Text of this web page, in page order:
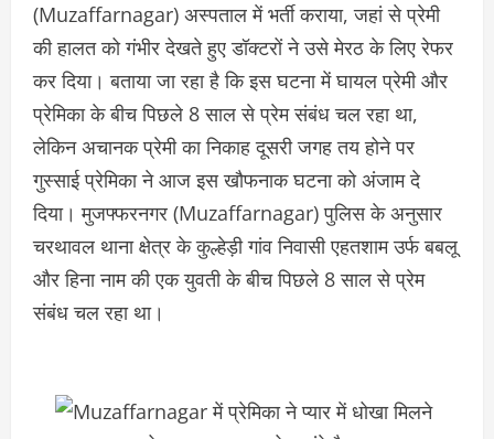
(Muzaffarnagar) अस्पताल में भर्ती कराया, जहां से प्रेमी
की हालत को गंभीर देखते हुए डॉक्टरों ने उसे मेरठ के लिए रेफर
कर दिया। बताया जा रहा है कि इस घटना में घायल प्रेमी और
प्रेमिका के बीच पिछले 8 साल से प्रेम संबंध चल रहा था,
लेकिन अचानक प्रेमी का निकाह दूसरी जगह तय होने पर
गुस्साई प्रेमिका ने आज इस खौफनाक घटना को अंजाम दे
दिया। मुजफ्फरनगर (Muzaffarnagar) पुलिस के अनुसार
चरथावल थाना क्षेत्र के कुल्हेड़ी गांव निवासी एहतशाम उर्फ बबलू
और हिना नाम की एक युवती के बीच पिछले 8 साल से प्रेम
संबंध चल रहा था।